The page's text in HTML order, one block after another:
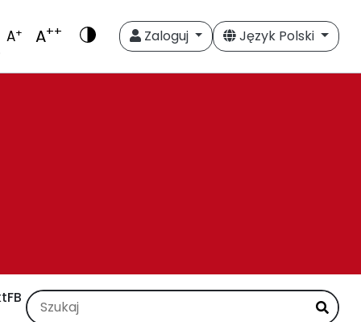
A+ A++ Zaloguj Język Polski
FB